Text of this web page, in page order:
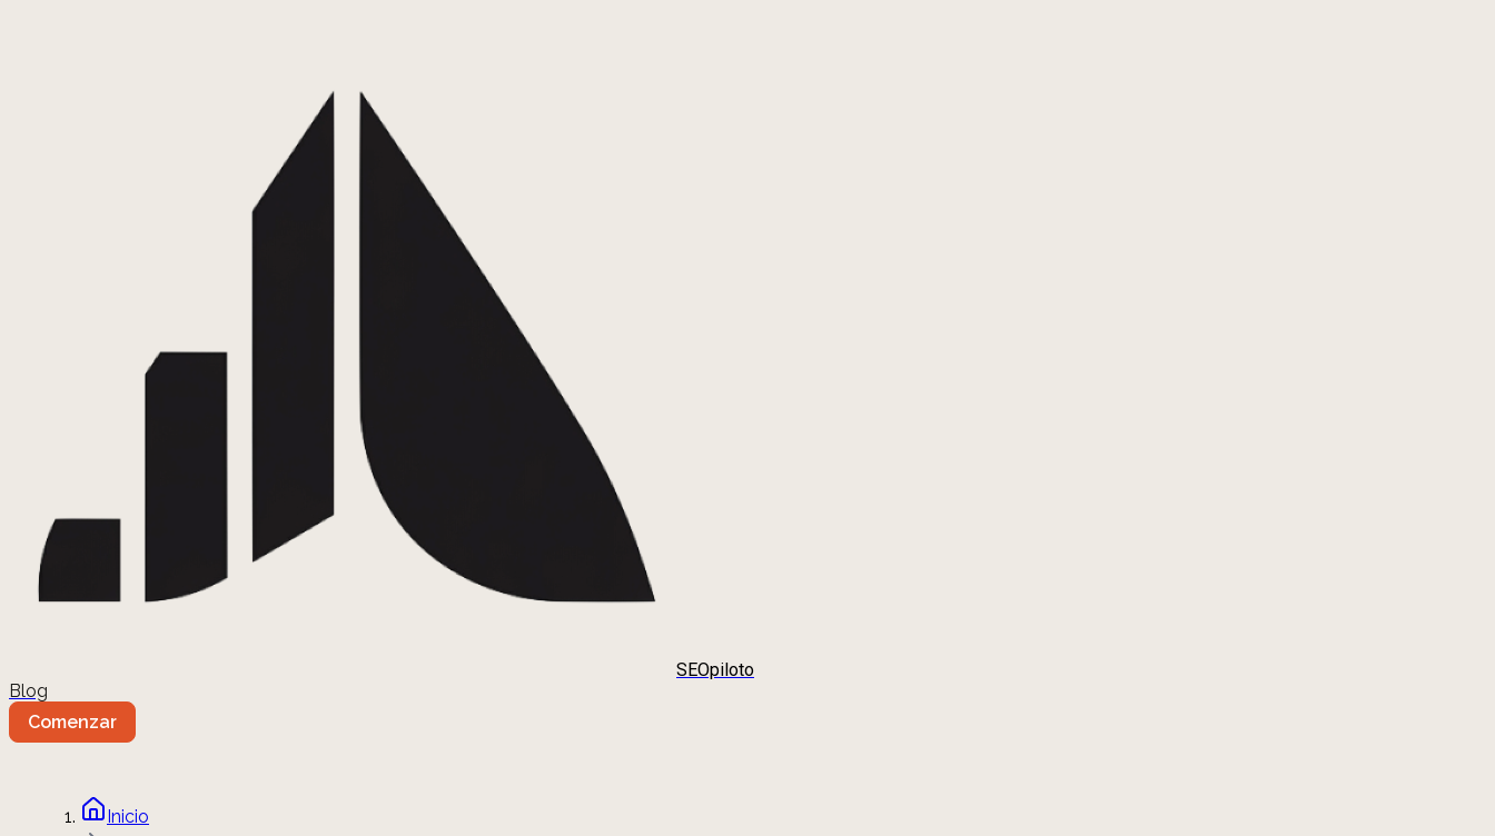
SEOpiloto
Blog
Comenzar
Inicio